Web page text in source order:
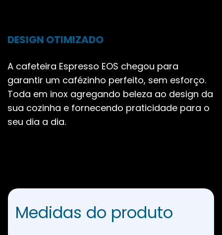
DESIGN OTIMIZADO
A cafeteira Espresso EOS chegou para
garantir um cafézinho perfeito, sem esforço.
Toda em inox agregando beleza ao design da
sua cozinha e fornecendo praticidade para o
seu dia a dia.
Medidas do produto